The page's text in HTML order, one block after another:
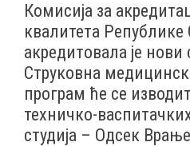
Комисија за
квалитета Републике
акредитовала је нови
Струковна
програм ће се
техничко-
студија – Одсек